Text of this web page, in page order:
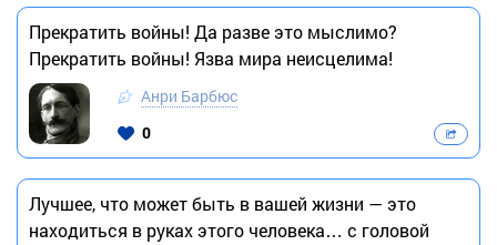
Прекратить войны! Да разве это мыслимо?
Прекратить войны! Язва мира неисцелима!
Анри Барбюс
0
Лучшее, что может быть в вашей жизни — это
находиться в руках этого человека… с головой